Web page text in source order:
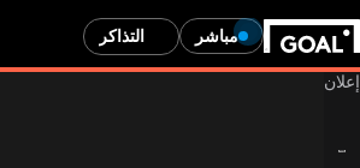
مباشر التذاكر